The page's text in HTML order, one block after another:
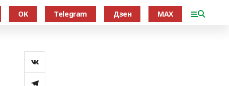
OK Telegram Дзен MAX